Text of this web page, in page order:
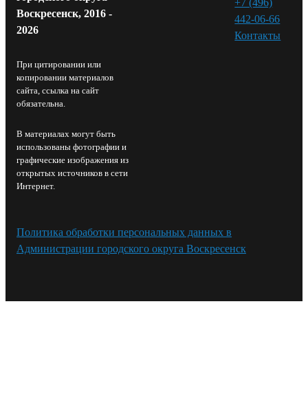
Воскресенск, 2016 -
2026
При цитировании или
копировании материалов
сайта, ссылка на сайт
обязательна.
В материалах могут быть
использованы фотографии и
графические изображения из
открытых источников в сети
Интернет.
442-06-66
Контакты⁠
Политика обработки персональных данных в
Администрации городского округа Воскресенск